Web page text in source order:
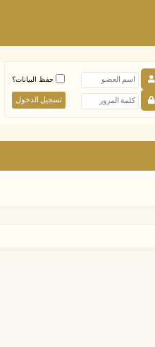
حفظ البيانات؟